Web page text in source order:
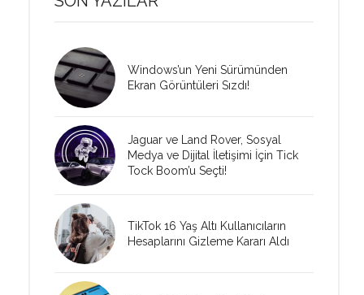
Windows’un Yeni Sürümünden
Ekran Görüntüleri Sızdı!
Jaguar ve Land Rover, Sosyal
Medya ve Dijital İletişimi İçin Tick
Tock Boom’u Seçti!
TikTok 16 Yaş Altı Kullanıcıların
Hesaplarını Gizleme Kararı Aldı